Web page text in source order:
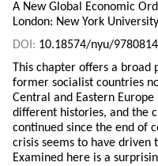
A New Global Economic
London: New York
DOI: 10.18574/nyu/
This chapter offers a
former socialist countries
Central and Eastern Europe
different histories, and the
continued since the end of
crisis seems to have driven
Examined here is a